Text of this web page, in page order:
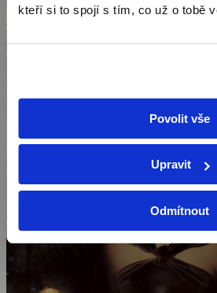
kteří si to spojí s tím, co už o tobě
Povolit vše
Upravit
Odmítnout